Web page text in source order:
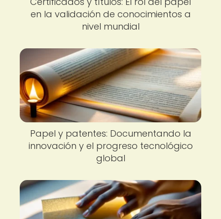
en la validación de conocimientos a
nivel mundial
Papel y patentes: Documentando la
innovación y el progreso tecnológico
global